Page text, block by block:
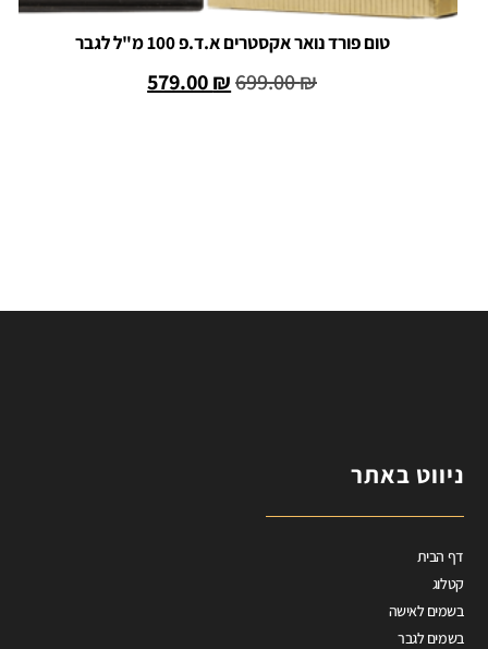
טום פורד נואר אקסטרים א.ד.פ 100 מ"ל לגבר
699.00₪
579.00₪
ניווט באתר
דף הבית
קטלוג
בשמים לאישה
בשמים לגבר